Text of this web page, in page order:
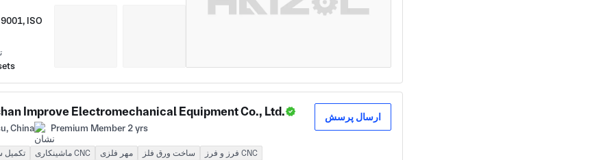
ISO
Improve Electromechanical Equipment Co., Ltd.
China Premium Member 2 yrs
ارسال پرسش
ماشینکاری CNC مهر فلزی ساخت ورق فلز
فرز و فرز CNC